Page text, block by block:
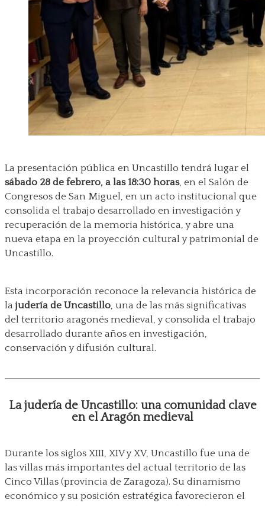
La presentación pública en Uncastillo tendrá lugar el
sábado 28 de febrero, a las 18:30 horas, en el Salón de
Congresos de San Miguel, en un acto institucional que
consolida el trabajo desarrollado en investigación y
recuperación de la memoria histórica, y abre una
nueva etapa en la proyección cultural y patrimonial de
Uncastillo.
Esta incorporación reconoce la relevancia histórica de
la judería de Uncastillo, una de las más significativas
del territorio aragonés medieval, y consolida el trabajo
desarrollado durante años en investigación,
conservación y difusión cultural.
La judería de Uncastillo: una comunidad clave
en el Aragón medieval
Durante los siglos XIII, XIV y XV, Uncastillo fue una de
las villas más importantes del actual territorio de las
Cinco Villas (provincia de Zaragoza). Su dinamismo
económico y su posición estratégica favorecieron el